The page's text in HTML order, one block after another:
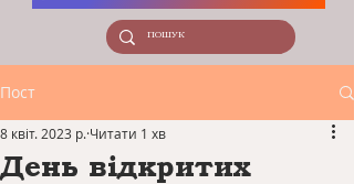
Пост
День відкритих
8 квіт. 2023 р. Читати 1 хв